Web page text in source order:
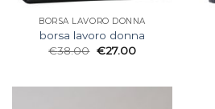
BORSA LAVORO DONNA
borsa lavoro donna
€38.00 €27.00